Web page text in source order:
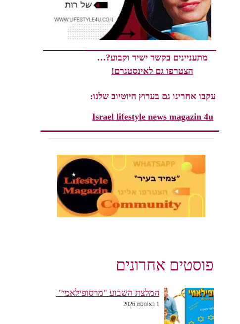
מתעניינים בקשר ישיר וקבוע?…
הצטרפו גם לאינסטגרם!
עקבו אחרינו גם בערוץ היוטיוב שלנו:
Israel lifestyle news magazin 4u
פוסטים אחרונים
המלצת השבוע "מרסופילאמי"
1 באוגוסט 2026